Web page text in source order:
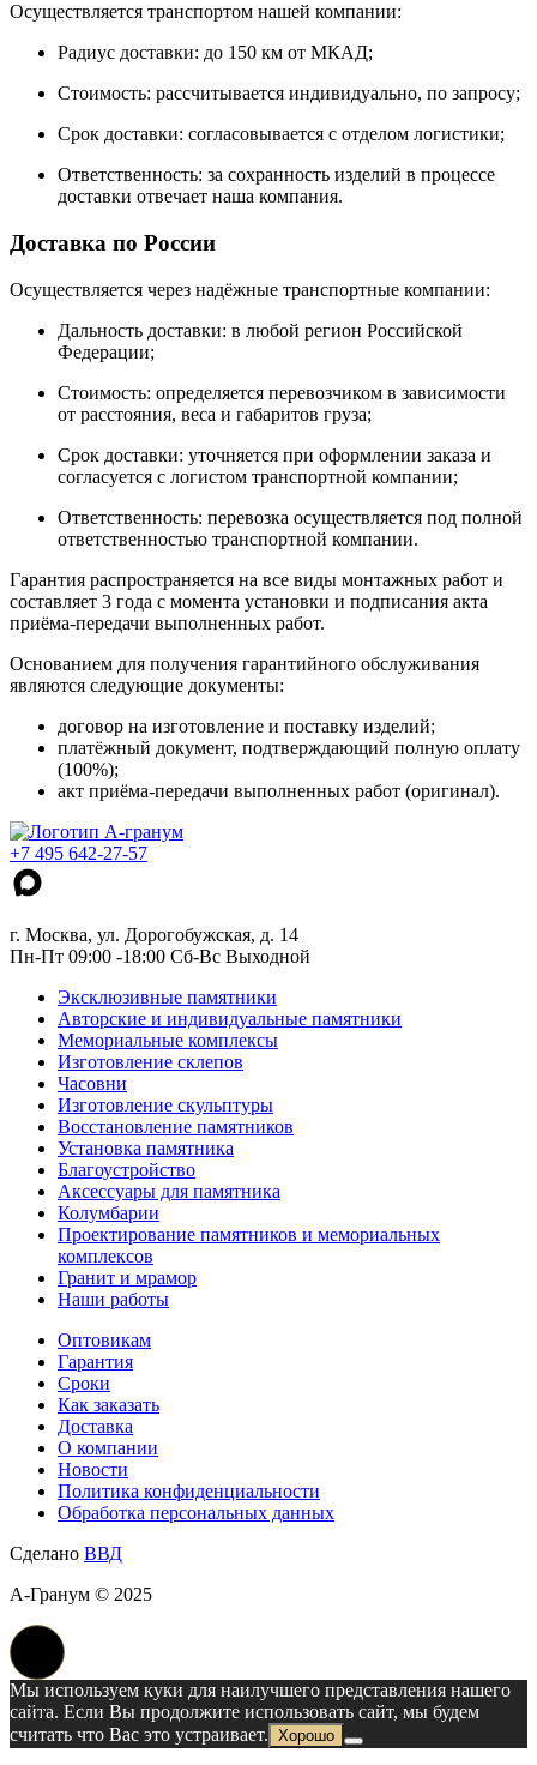
Осуществляется транспортом нашей компании:
Радиус доставки: до 150 км от МКАД;
Стоимость: рассчитывается индивидуально, по запросу;
Срок доставки: согласовывается с отделом логистики;
Ответственность: за сохранность изделий в процессе
доставки отвечает наша компания.
Доставка по России
Осуществляется через надёжные транспортные компании:
Дальность доставки: в любой регион Российской
Федерации;
Стоимость: определяется перевозчиком в зависимости
от расстояния, веса и габаритов груза;
Срок доставки: уточняется при оформлении заказа и
согласуется с логистом транспортной компании;
Ответственность: перевозка осуществляется под полной
ответственностью транспортной компании.
Гарантия распространяется на все виды монтажных работ и
составляет 3 года с момента установки и подписания акта
приёма-передачи выполненных работ.
Основанием для получения гарантийного обслуживания
являются следующие документы:
договор на изготовление и поставку изделий;
платёжный документ, подтверждающий полную оплату
(100%);
акт приёма-передачи выполненных работ (оригинал).
+7 495 642-27-57
г. Москва, ул. Дорогобужская, д. 14
Пн-Пт 09:00 -18:00 Сб-Вс Выходной
Эксклюзивные памятники
Авторские и индивидуальные памятники
Мемориальные комплексы
Изготовление склепов
Часовни
Изготовление скульптуры
Восстановление памятников
Установка памятника
Благоустройство
Аксессуары для памятника
Колумбарии
Проектирование памятников и мемориальных
комплексов
Гранит и мрамор
Наши работы
Оптовикам
Гарантия
Сроки
Как заказать
Доставка
О компании
Новости
Политика конфиденциальности
Обработка персональных данных
Сделано ВВД
А-Гранум © 2025
Мы используем куки для наилучшего представления нашего
сайта. Если Вы продолжите использовать сайт, мы будем
считать что Вас это устраивает. Хорошо